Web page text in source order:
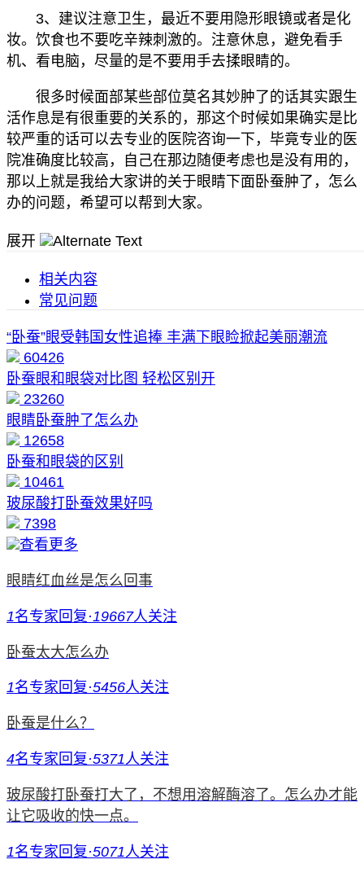
3、建议注意卫生，最近不要用隐形眼镜或者是化
妆。饮食也不要吃辛辣刺激的。注意休息，避免看手
机、看电脑，尽量的是不要用手去揉眼睛的。
很多时候面部某些部位莫名其妙肿了的话其实跟生
活作息是有很重要的关系的，那这个时候如果确实是比
较严重的话可以去专业的医院咨询一下，毕竟专业的医
院准确度比较高，自己在那边随便考虑也是没有用的，
那以上就是我给大家讲的关于眼睛下面卧蚕肿了，怎么
办的问题，希望可以帮到大家。
展开
相关内容
常见问题
“卧蚕”眼受韩国女性追捧 丰满下眼睑掀起美丽潮流
60426
卧蚕眼和眼袋对比图 轻松区别开
23260
眼睛卧蚕肿了怎么办
12658
卧蚕和眼袋的区别
10461
玻尿酸打卧蚕效果好吗
7398
查看更多
眼睛红血丝是怎么回事
1名专家回复·19667人关注
卧蚕太大怎么办
1名专家回复 ·5456人关注
卧蚕是什么？
4名专家回复 ·5371人关注
玻尿酸打卧蚕打大了，不想用溶解酶溶了。怎么办才能
让它吸收的快一点。
1名专家回复 ·5071人关注